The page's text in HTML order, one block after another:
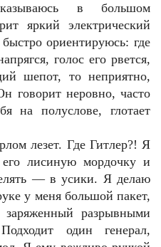
в большом
яркий электрический
ориентируюсь: где
голос его рвется,
шепот, то неприятно,
говорит неровно, часто
на полуслове, глотает
лезет. Где Гитлер?! Я
его лисиную мордочку и
— в усики. Я делаю
у меня большой пакет,
разрывными
один генерал,